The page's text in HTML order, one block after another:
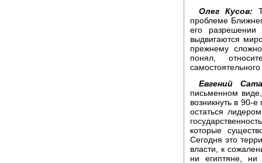
Олег Кусов:
проблеме
его разрешении
выдвигаются
прежнему
понял,
Евгений
письменном
возникнуть в 90-
остаться
которые
Сегодня это
власти, к
ни египтяне,